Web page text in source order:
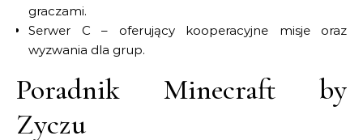
graczami.
Serwer C – oferujący kooperacyjne misje oraz
wyzwania dla grup.
Poradnik Minecraft by
Zyczu